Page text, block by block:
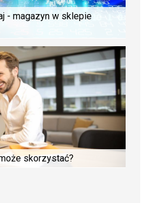
- magazyn w sklepie
skorzystać?